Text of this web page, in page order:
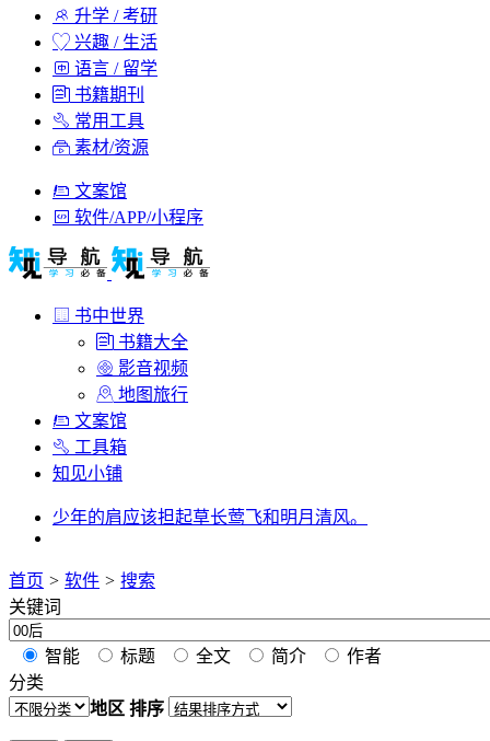
升学 / 考研
兴趣 / 生活
语言 / 留学
书籍期刊
常用工具
素材/资源
文案馆
软件/APP/小程序
书中世界
书籍大全
影音视频
地图旅行
文案馆
工具箱
知见小铺
少年的肩应该担起草长莺飞和明月清风。
首页 > 软件 > 搜索
关键词
智能 标题 全文 简介
作者
分类
地区 排序